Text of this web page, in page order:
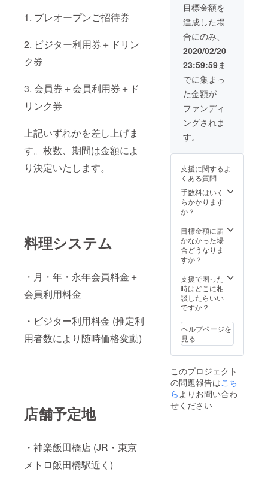
1. プレオープンご招待券
2. ビジター利用券＋ドリン
ク券
3. 会員券＋会員利用券＋ド
リンク券
上記いずれかを差し上げま
す。枚数、期間は金額によ
り決定いたします。
料理システム
・月・年・永年会員料金＋
会員利用料金
・ビジター利用料金 (推定利
用者数により随時価格変動)
店舗予定地
・神楽飯田橋店 (JR・東京
メトロ飯田橋駅近く)
目標金額を
達成した場
合にのみ、
2020/02/20
23:59:59ま
でに集まっ
た金額が
ファンディ
ングされま
す。
支援に関するよ
くある質問
手数料はいく
らかかります
か？
目標金額に届
かなかった場
合どうなりま
すか？
支援で困った
時はどこに相
談したらいい
ですか？
ヘルプページを
見る
このプロジェクト
の問題報告はこち
らよりお問い合わ
せください